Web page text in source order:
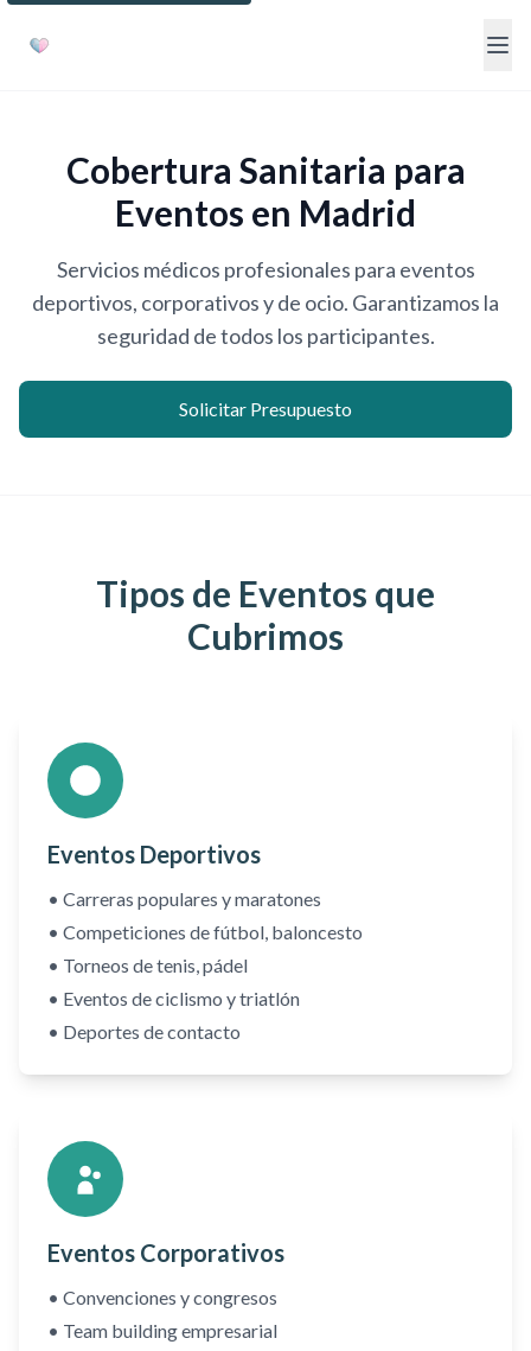
Cobertura Sanitaria para
Eventos en Madrid
Servicios médicos profesionales para eventos
deportivos, corporativos y de ocio. Garantizamos la
seguridad de todos los participantes.
Solicitar Presupuesto
Tipos de Eventos que
Cubrimos
Eventos Deportivos
• Carreras populares y maratones
• Competiciones de fútbol, baloncesto
• Torneos de tenis, pádel
• Eventos de ciclismo y triatlón
• Deportes de contacto
Eventos Corporativos
• Convenciones y congresos
• Team building empresarial